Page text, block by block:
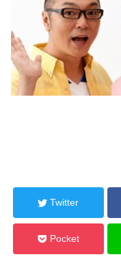
Twitter
Pocket